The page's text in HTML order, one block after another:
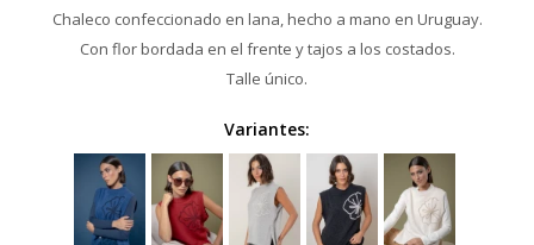
Chaleco confeccionado en lana, hecho a mano en Uruguay.
Con flor bordada en el frente y tajos a los costados.
Talle único.
Variantes: